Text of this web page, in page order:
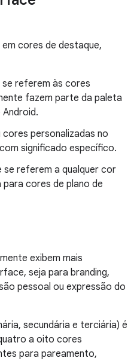
cores de destaque,
referem às cores
fazem parte da paleta
personalizadas no
significado específico.
referem a qualquer cor
cores de plano de
exibem mais
seja para branding,
pessoal ou expressão do
secundária e terciária) é
a oito cores
para pareamento,